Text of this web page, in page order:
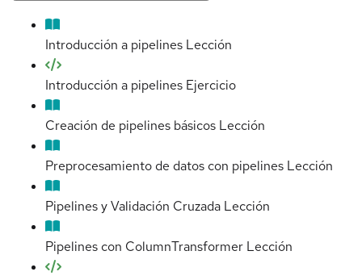
Introducción a pipelines Lección
Introducción a pipelines Ejercicio
Creación de pipelines básicos Lección
Preprocesamiento de datos con pipelines Lección
Pipelines y Validación Cruzada Lección
Pipelines con ColumnTransformer Lección